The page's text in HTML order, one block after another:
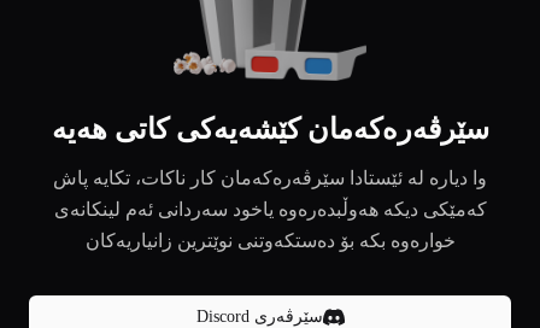
سێرڤەرەکەمان کێشەیەکی کاتی هەیە
وا دیارە لە ئێستادا سێرڤەرەکەمان کار ناکات، تکایە پاش
کەمێکی دیکە هەوڵبدەرەوە یاخود سەردانی ئەم لینکانەی
خوارەوە بکە بۆ دەستکەوتنی نوێترین زانیاریەکان
سێرڤەری Discord